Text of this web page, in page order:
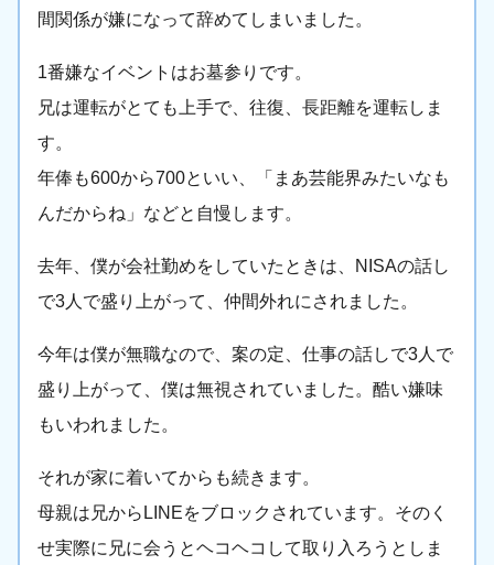
間関係が嫌になって辞めてしまいました。
1番嫌なイベントはお墓参りです。
兄は運転がとても上手で、往復、長距離を運転しま
す。
年俸も600から700といい、「まあ芸能界みたいなも
んだからね」などと自慢します。
去年、僕が会社勤めをしていたときは、NISAの話し
で3人で盛り上がって、仲間外れにされました。
今年は僕が無職なので、案の定、仕事の話しで3人で
盛り上がって、僕は無視されていました。酷い嫌味
もいわれました。
それが家に着いてからも続きます。
母親は兄からLINEをブロックされています。そのく
せ実際に兄に会うとヘコヘコして取り入ろうとしま